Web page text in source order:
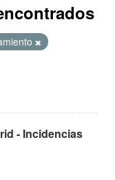
- Incidencias